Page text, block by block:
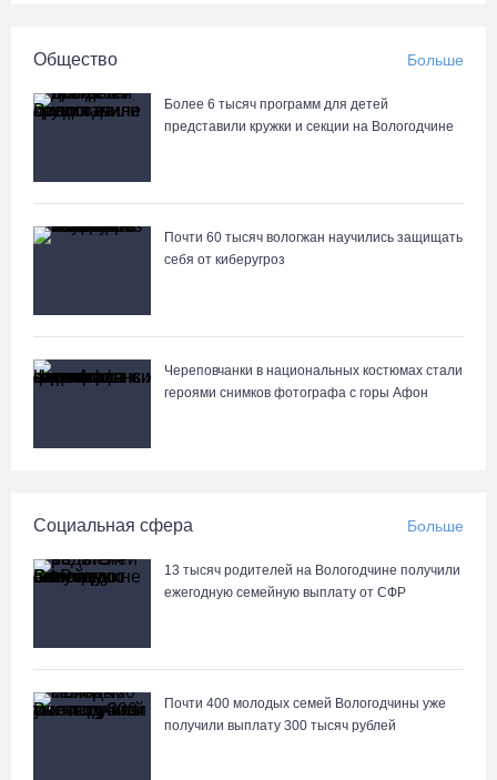
Общество Больше
Более 6 тысяч программ для детей
представили кружки и секции на Вологодчине
Почти 60 тысяч вологжан научились защищать
себя от киберугроз
Череповчанки в национальных костюмах стали
героями снимков фотографа с горы Афон
Социальная сфера Больше
13 тысяч родителей на Вологодчине получили
ежегодную семейную выплату от СФР
Почти 400 молодых семей Вологодчины уже
получили выплату 300 тысяч рублей